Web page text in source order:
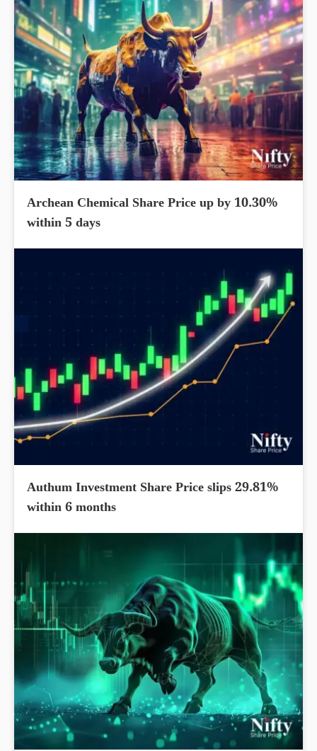
Archean Chemical Share Price up by 10.30%
within 5 days
Authum Investment Share Price slips 29.81%
within 6 months